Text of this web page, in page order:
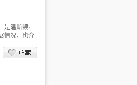
是温斯顿·
情况，也介